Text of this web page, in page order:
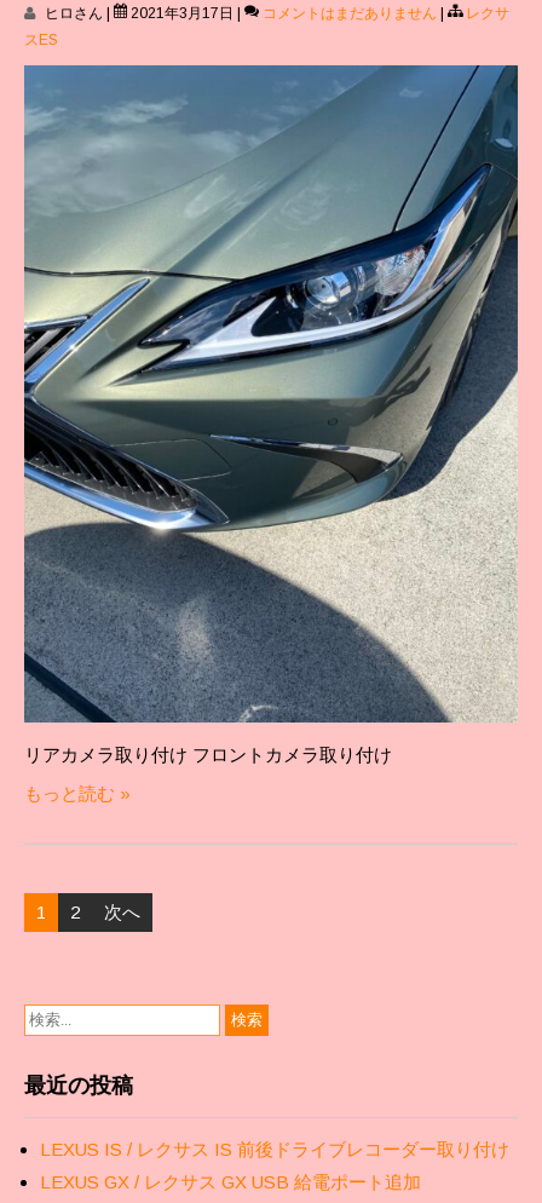
ヒロさん | 2021年3月17日 | コメントはまだありません |
レクサ
スES
リアカメラ取り付け フロントカメラ取り付け
もっと読む »
投
稿
ゲ
ー
ョ
ン
1 2 次へ
最近の投稿
LEXUS IS / レクサス IS 前後ドライブレコーダー取り付け
LEXUS GX / レクサス GX USB 給電ポート追加